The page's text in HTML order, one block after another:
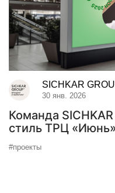
SICHKAR
30 янв. 2026
Команда
стиль ТРЦ
#проекты